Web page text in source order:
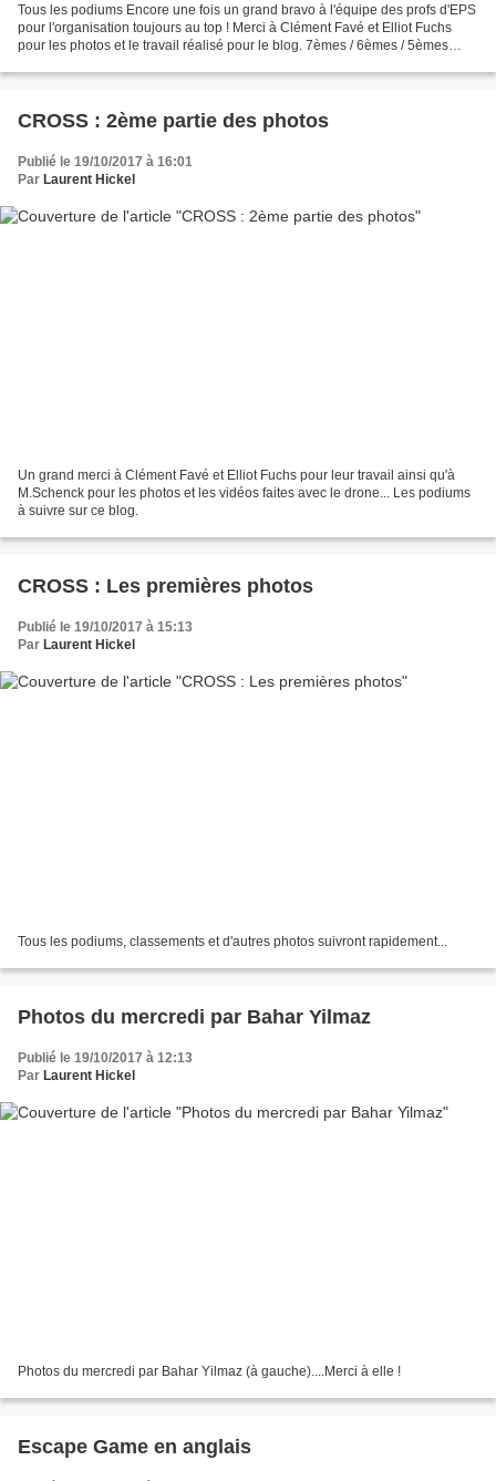
Tous les podiums Encore une fois un grand bravo à l'équipe des profs d'EPS
pour l'organisation toujours au top ! Merci à Clément Favé et Elliot Fuchs
pour les photos et le travail réalisé pour le blog. 7èmes / 6èmes / 5èmes
CROSS : 2ème partie des photos
Publié le 19/10/2017 à 16:01
Par Laurent Hickel
Un grand merci à Clément Favé et Elliot Fuchs pour leur travail ainsi qu'à
M.Schenck pour les photos et les vidéos faites avec le drone... Les podiums
à suivre sur ce blog.
CROSS : Les premières photos
Publié le 19/10/2017 à 15:13
Par Laurent Hickel
Tous les podiums, classements et d'autres photos suivront rapidement...
Photos du mercredi par Bahar Yilmaz
Publié le 19/10/2017 à 12:13
Par Laurent Hickel
Photos du mercredi par Bahar Yilmaz (à gauche)....Merci à elle !
Escape Game en anglais